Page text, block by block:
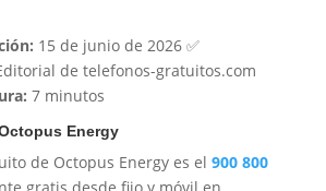
15 de junio de 2026 ✅
de telefonos-gratuitos.com
7 minutos
Energy
de Octopus Energy es el 900 800